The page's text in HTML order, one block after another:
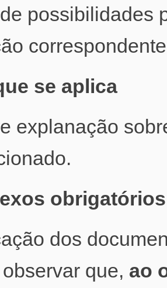
possibilidades
se aplica
explanação
obrigatórios
dos
que, ao